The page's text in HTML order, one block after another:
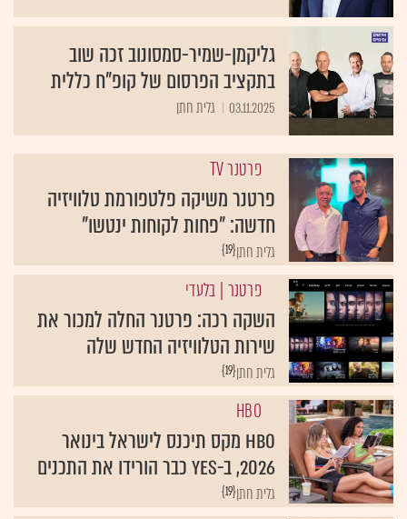
גליקמן-שמיר-סמסונוב זכה שוב
בתקציב הפרסום של קופ"ח כללית
03.11.2025 גלית חתן
פרטנר TV
פרטנר משיקה פלטפורמת טלוויזיה
חדשה: "פחות לקוחות ינטשו"
{19}גלית חתן
פרטנר | בלעדי
השקה רכה: פרטנר החלה למכור את
שירות הטלוויזיה החדש שלה
{19}גלית חתן
HBO
HBO מקס תיכנס לישראל בינואר
2026, ב-yes כבר הורידו את התכנים
{19}גלית חתן